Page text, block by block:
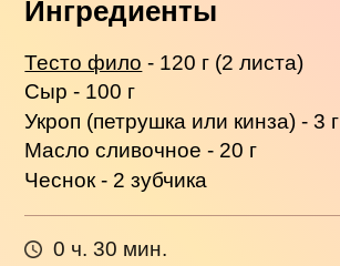
Ингредиенты
Тесто фило - 120 г (2 листа)
Сыр - 100 г
Укроп (петрушка или кинза) - 3 г
Масло сливочное - 20 г
Чеснок - 2 зубчика
0 ч. 30 мин.